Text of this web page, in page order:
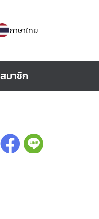
ภาษาไทย
สมาชิก